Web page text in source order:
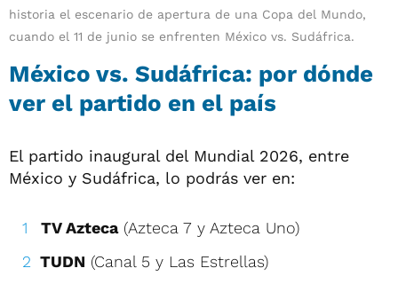
historia el escenario de apertura de una Copa del Mundo,
cuando el 11 de junio se enfrenten México vs. Sudáfrica.
México vs. Sudáfrica: por dónde
ver el partido en el país
El partido inaugural del Mundial 2026, entre
México y Sudáfrica, lo podrás ver en:
TV Azteca(Azteca 7 y Azteca Uno)
TUDN (Canal 5 y Las Estrellas)